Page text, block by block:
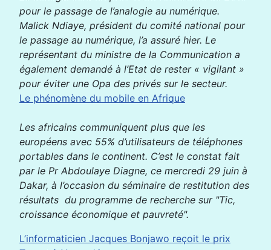
pour le passage de l’analogie au numérique.
Malick Ndiaye, président du comité national pour
le passage au numérique, l’a assuré hier. Le
représentant du ministre de la Communication a
également demandé à l’Etat de rester « vigilant »
pour éviter une Opa des privés sur le secteur.
Le phénomène du mobile en Afrique
Les africains communiquent plus que les
européens avec 55% d’utilisateurs de téléphones
portables dans le continent. C’est le constat fait
par le Pr Abdoulaye Diagne, ce mercredi 29 juin à
Dakar, à l’occasion du séminaire de restitution des
résultats du programme de recherche sur "Tic,
croissance économique et pauvreté".
L’informaticien Jacques Bonjawo reçoit le prix